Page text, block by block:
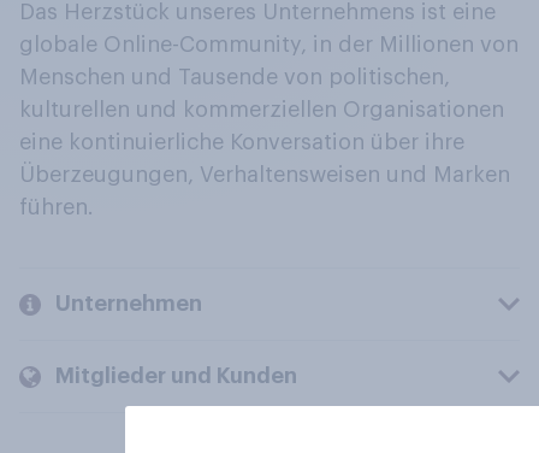
Das Herzstück unseres Unternehmens ist eine
globale Online-Community, in der Millionen von
Menschen und Tausende von politischen,
kulturellen und kommerziellen Organisationen
eine kontinuierliche Konversation über ihre
Überzeugungen, Verhaltensweisen und Marken
führen.
Unternehmen
Mitglieder und Kunden